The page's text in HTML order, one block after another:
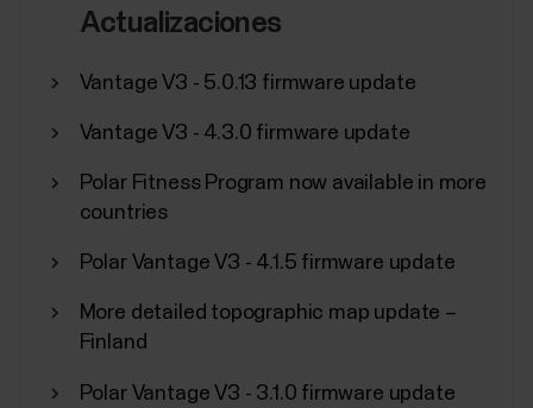
restablecimiento de fábrica desde
la app Polar Flow
iniciar la sincronización, apagar y realizar un
restablecimiento de fábrica en tu dispositivo Polar
desde la app Flow.Acceso a los ajustes del
dispositivoToca Dispositivos en el menú principal y
elige tu dispositivo. Desliza hacia la izquierda si...
Programa de fitness de Polar
Actualizaciones
Vantage V3 - 5.0.13 firmware update
Vantage V3 - 4.3.0 firmware update
Polar Fitness Program now available in more
countries
Polar Vantage V3 - 4.1.5 firmware update
More detailed topographic map update –
Finland
Polar Vantage V3 - 3.1.0 firmware update